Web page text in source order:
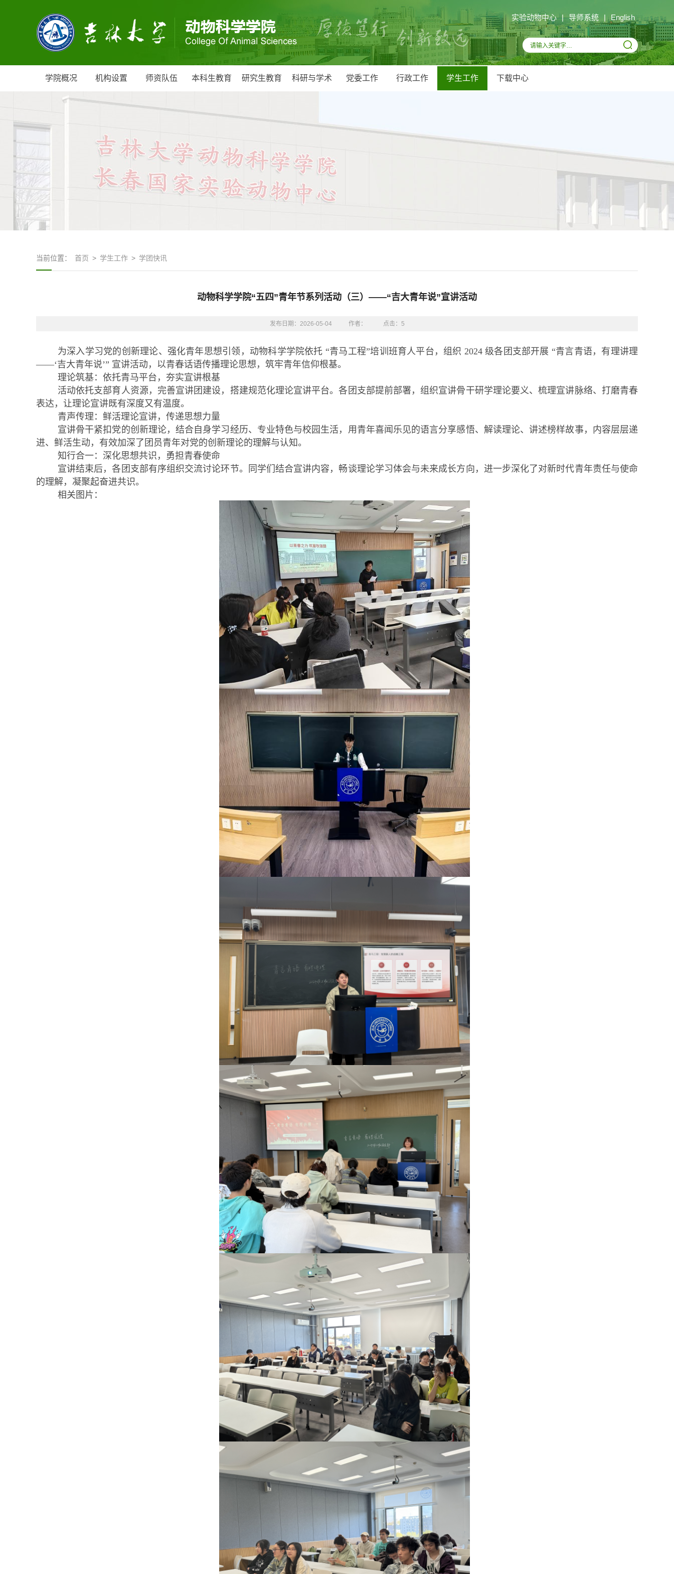
实验动物中心 | 导师系统 | English
学院概况 机构设置 师资队伍 本科生教育 研究生教育 科研与学术 党委工作 行政工作 学生工作 下载中心
当前位置： 首页 > 学生工作 > 学团快讯
动物科学学院“五四”青年节系列活动（三）——“吉大青年说”宣讲活动
发布日期：2026-05-04 作者： 点击： 5
为深入学习党的创新理论、强化青年思想引领，动物科学学院依托 “青马工程”培训班育人平台，组织 2024 级各团支部开展 “青言青语，有理讲理
——‘吉大青年说’” 宣讲活动，以青春话语传播理论思想，筑牢青年信仰根基。
理论筑基：依托青马平台，夯实宣讲根基
活动依托支部育人资源，完善宣讲团建设，搭建规范化理论宣讲平台。各团支部提前部署，组织宣讲骨干研学理论要义、梳理宣讲脉络、打磨青春
表达，让理论宣讲既有深度又有温度。
青声传理：鲜活理论宣讲，传递思想力量
宣讲骨干紧扣党的创新理论，结合自身学习经历、专业特色与校园生活，用青年喜闻乐见的语言分享感悟、解读理论、讲述榜样故事，内容层层递
进、鲜活生动，有效加深了团员青年对党的创新理论的理解与认知。
知行合一：深化思想共识，勇担青春使命
宣讲结束后，各团支部有序组织交流讨论环节。同学们结合宣讲内容，畅谈理论学习体会与未来成长方向，进一步深化了对新时代青年责任与使命
的理解，凝聚起奋进共识。
相关图片：